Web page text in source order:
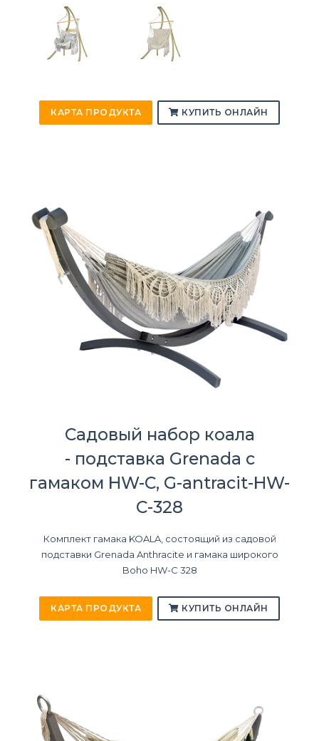
КАРТА ПРОДУКТА КУПИТЬ ОНЛАЙН
Садовый набор коала
- подставка Grenada с
гамаком HW-C, G-antracit-HW-
C-328
Комплект гамака KOALA, состоящий из садовой
подставки Grenada Anthracite и гамака широкого
Boho HW-C 328
КАРТА ПРОДУКТА КУПИТЬ ОНЛАЙН